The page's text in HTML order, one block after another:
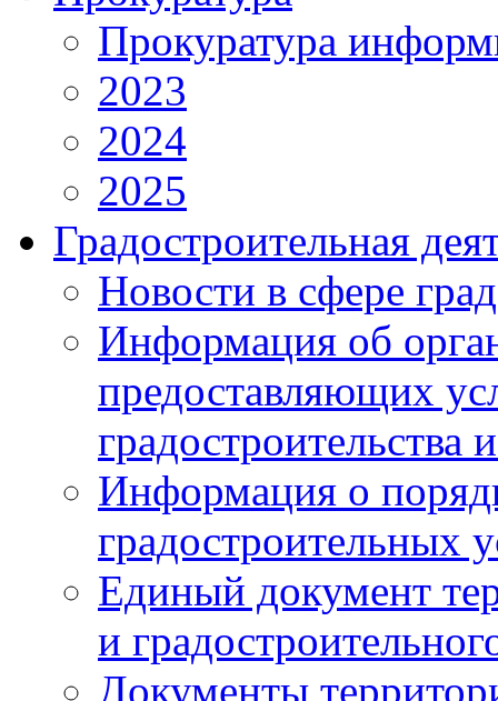
Прокуратура
2023
2024
2025
Градостроительная
Новости в сфере
Информация об
предоставляющих
градостроительства
Информация о
градостроительных
Единый документ
и
Документы